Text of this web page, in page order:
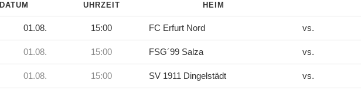
DATUM UHRZEIT HEIM
01.08. 15:00 FC Erfurt Nord vs.
01.08. 15:00 FSG´99 Salza vs.
01.08. 15:00 SV 1911 Dingelstädt vs.